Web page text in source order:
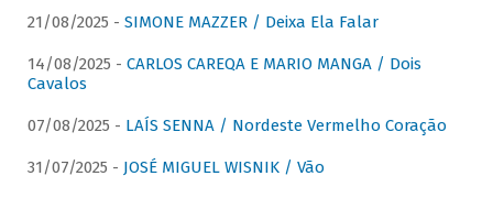
21/08/2025 - SIMONE MAZZER / Deixa Ela Falar
14/08/2025 - CARLOS CAREQA E MARIO MANGA / Dois
Cavalos
07/08/2025 - LAÍS SENNA / Nordeste Vermelho Coração
31/07/2025 - JOSÉ MIGUEL WISNIK / Vão